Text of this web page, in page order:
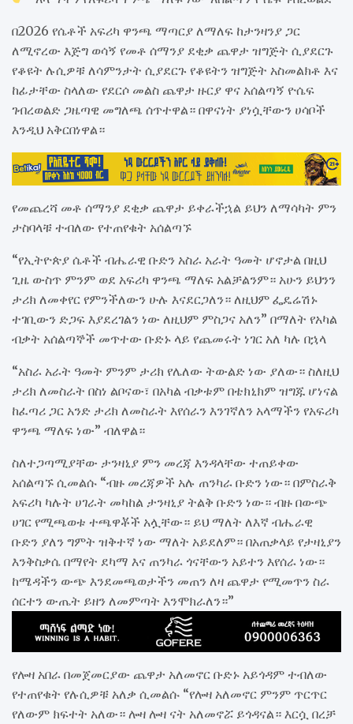
በ2026 የሴቶች አፍሪካ ዋንጫ ማጣርያ ለማለፍ ከታንዛንያ ጋር
ለሚኖረው እጅግ ወሳኝ የመቶ ሰማንያ ደቂቃ ጨዋታ ዝግጅት ሲያደርጉ
የቆዩት ሉሲዎቹ ለሳምንታት ሲያደርጉ የቆዩትን ዝግጅት አስመልክቶ እና
ከፊታቸው ስላለው የደርሶ መልስ ጨዋታ ዙርያ ዋና አሰልጣኝ ዮሴፍ
ገብረወልድ ጋዜጣዊ መግለጫ ሰጥተዋል። በዋናነት ያነሷቸውን ሀሳቦች
እንዲህ አቅርበነዋል።
የመጨረሻ መቶ ሰማንያ ደቂቃ ጨዋታ ይቀራችኋል ይህን ለማሳካት ምን
ታስባላቹ ተብለው የተጠየቁት አሰልጣኙ
“የኢትዮጵያ ሴቶች ብሔራዊ ቡድን አስራ አራት ዓመት ሆኖታል በዚህ
ጊዜ ውስጥ ምንም ወደ አፍሪካ ዋንጫ ማለፍ አልቻልንም። አሁን ይህንን
ታሪክ ለመቀየር የምንችለውን ሁሉ እናደርጋለን። ለዚህም ፌዴሬሽኑ
ተገቢውን ድጋፍ እያደረገልን ነው ለዚህም ምስጋና አለን” በማለት የአካል
ብቃት አሰልጣኞች መጥተው ቡድኑ ላይ የጨመሩት ነገር አለ ካሉ በኋላ
“አስራ አራት ዓመት ምንም ታሪክ የሌለው ትውልድ ነው ያለው። ስለዚህ
ታሪክ ለመስራት በስነ ልቦናው፣ በአካል ብቃቱም በቴክኒክም ዝግጁ ሆነናል
ከፈጣሪ ጋር አንድ ታሪክ ለመስራት እየሰራን እንገኛለን አላማችን የአፍሪካ
ዋንጫ ማለፍ ነው” ብለዋል።
ስለተጋጣሚያቸው ታንዛኒያ ምን መረጃ እንዳላቸው ተጠይቀው
አሰልጣኙ ሲመልሱ “ብዙ መረጃዎች አሉ ጠንካራ ቡድን ነው። በምስራቅ
አፍሪካ ካሉት ሀገራት መካከል ታንዛኒያ ትልቅ ቡድን ነው። ብዙ በውጭ
ሀገር የሚጫወቱ ተጫዋቾች አሏቸው። ይህ ማለት ለእኛ ብሔራዊ
ቡድን ያለን ግምት ዝቅተኛ ነው ማለት አይደለም። በአጠቃላይ የታዛኒያን
እንቅስቃሴ በማየት ደካማ እና ጠንካራ ጎናቸውን አይተን እየሰራ ነው።
ከሜዳችን ውጭ እንደመጫወታችን መጠን ለዛ ጨዋታ የሚመጥን ስራ
ሰርተን ውጤት ይዘን ለመምጣት እንሞክራለን።”
የሎዛ አበራ በመጀመርያው ጨዋታ አለመኖር ቡድኑ አይጎዳም ተብለው
የተጠየቁት የሉሲዎቹ አለቃ ሲመልሱ “የሎዛ አለመኖር ምንም ጥርጥር
የለውም ክፍተት አለው። ሎዛ ሎዛ ናት አለመኖሯ ይጎዳናል። እርሷ በረቻ